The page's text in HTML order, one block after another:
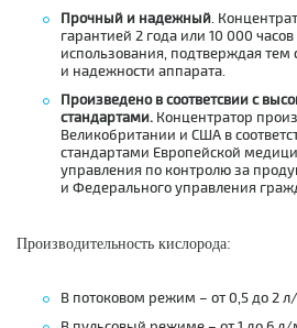
Прочный и надежный.
гарантией 2 года или 10 000
использования, подтверждая
и надежности аппарата.
Произведено в соответсвии с
стандартами. Концентратор
Великобритании и США в
стандартами Европейской
управления по контролю за
и Федерального управления
Производительность кислорода:
В потоковом режим – от 0,5 до 2